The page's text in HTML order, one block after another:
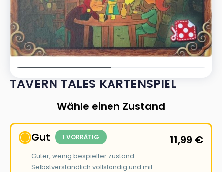
TAVERN TALES KARTENSPIEL
Wähle einen Zustand
Gut 1 VORRÄTIG
Guter, wenig bespielter Zustand.
Selbstverständlich vollständig und mit
11,99 €